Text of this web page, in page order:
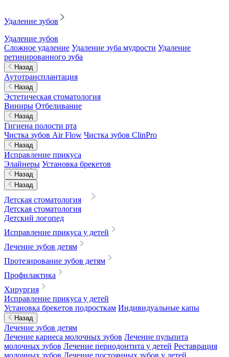
Удаление зубов
Удаление зубов
Сложное удаление Удаление зуба мудрости Удаление
ретинированного зуба
Назад
Аутотрансплантация
Назад
Эстетическая стоматология
Виниры Отбеливание
Назад
Гигиена полости рта
Чистка зубов Air Flow Чистка зубов ClinPro
Назад
Исправление прикуса
Элайнеры Установка брекетов
Назад
Назад
Детская стоматология
Детская стоматология
Детский логопед
Исправление прикуса у детей
Лечение зубов детям
Протезирование зубов детям
Профилактика
Хирургия
Исправление прикуса у детей
Установка брекетов подросткам Индивидуальные капы
Назад
Лечение зубов детям
Лечение кариеса молочных зубов Лечение пульпита
молочных зубов Лечение периодонтита у детей Реставрация
молочных зубов Лечение постоянных зубов у детей